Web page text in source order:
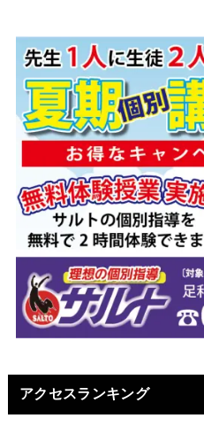
アクセスランキング